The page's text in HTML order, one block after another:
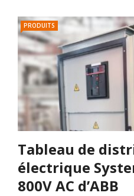
PRODUITS
Tableau de
électrique
800V AC d’ABB